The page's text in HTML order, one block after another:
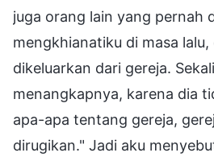
juga orang lain yang pernah
mengkhianatiku di masa
dikeluarkan dari gereja.
menangkapnya, karena dia
apa-apa tentang gereja,
dirugikan." Jadi aku